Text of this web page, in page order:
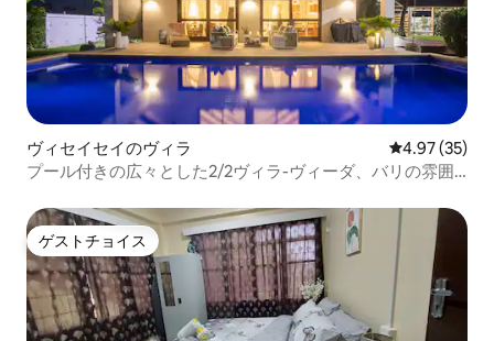
ヴィセイセイのヴィラ レビュー35
4.97 (35)
プール付きの広々とした2/2ヴィラ-ヴィーダ、バリの雰囲
ゲストチョイス
ゲストチョイス